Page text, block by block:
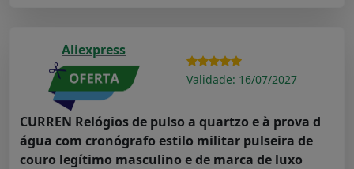
Aliexpress
Validade: 16/07/2027
CURREN Relógios de pulso a quartzo e à prova d
água com cronógrafo estilo militar pulseira de
couro legítimo masculino e de marca de luxo